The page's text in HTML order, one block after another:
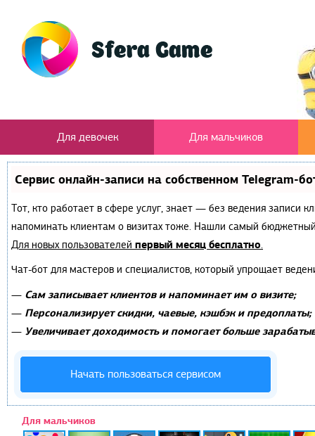
Для девочек Для мальчиков
Сервис онлайн-записи на собственном Telegram-
Тот, кто работает в сфере услуг, знает — без ведения записи
напоминать клиентам о визитах тоже. Нашли самый
Для новых пользователей первый месяц бесплатно.
Чат-бот для мастеров и специалистов, который упрощает
— Сам записывает клиентов и напоминает им о визите;
— Персонализирует скидки, чаевые, кэшбэк и предоплаты;
— Увеличивает доходимость и помогает больше
Начать пользоваться сервисом
Для мальчиков